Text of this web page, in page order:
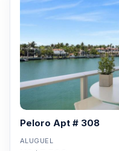
Peloro Apt # 308
ALUGUEL